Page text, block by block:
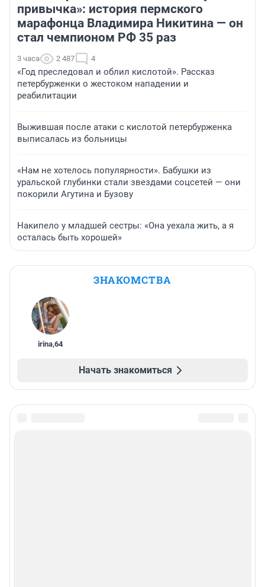
привычка»: история пермского
марафонца Владимира Никитина — он
стал чемпионом РФ 35 раз
3 часа 2 487 4
«Год преследовал и облил кислотой». Рассказ
петербурженки о жестоком нападении и
реабилитации
Выжившая после атаки с кислотой петербурженка
выписалась из больницы
«Нам не хотелось популярности». Бабушки из
уральской глубинки стали звездами соцсетей — они
покорили Агутина и Бузову
Накипело у младшей сестры: «Она уехала жить, а я
осталась быть хорошей»
ЗНАКОМСТВА
irina,64
Начать знакомиться